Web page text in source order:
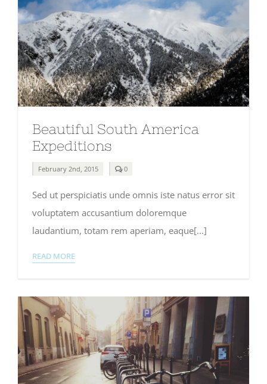
Beautiful South America
Expeditions
February 2nd, 2015 0comments
South
Expeditions
Sed ut perspiciatis unde omnis iste natus error sit
voluptatem accusantium doloremque
laudantium, totam rem aperiam, eaque[...]
READ MORE